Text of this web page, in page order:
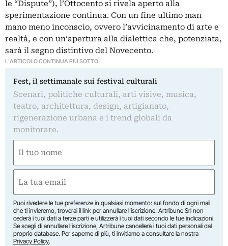
le “Dispute”), l’Ottocento si rivela aperto alla
sperimentazione continua. Con un fine ultimo man
mano meno inconscio, ovvero l’avvicinamento di arte e
realtà, e con un’apertura alla dialettica che, potenziata,
sarà il segno distintivo del Novecento.
L'ARTICOLO CONTINUA PIÙ SOTTO
Fest, il settimanale sui festival culturali
Scenari, politiche culturali, arti visive, musica,
teatro, architettura, design, artigianato,
rigenerazione urbana e i trend globali da
monitorare.
(Required)
First
(Required)
Puoi rivedere le tue preferenze in qualsiasi momento: sul fondo di ogni mail
che ti invieremo, troverai il link per annullare l’iscrizione. Artribune Srl non
cederà i tuoi dati a terze parti e utilizzerà i tuoi dati secondo le tue indicazioni.
Se scegli di annullare l’iscrizione, Artribune cancellerà i tuoi dati personali dal
proprio database. Per saperne di più, ti invitiamo a consultare la nostra
Privacy Policy.